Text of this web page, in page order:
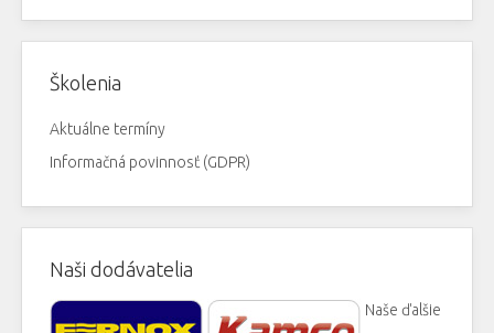
Školenia
Aktuálne termíny
Informačná povinnosť (GDPR)
Naši dodávatelia
Naše ďalšie